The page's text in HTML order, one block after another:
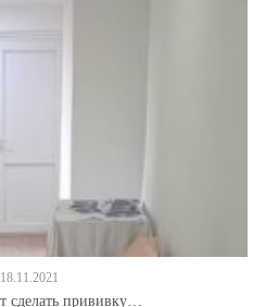
сделать прививку…